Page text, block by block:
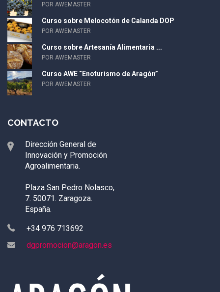
POR AWEMASTER
Curso sobre Melocotón de Calanda DOP
POR AWEMASTER
Curso sobre Artesanía Alimentaria ...
POR AWEMASTER
Curso AWE “Enoturismo de Aragón”
POR AWEMASTER
CONTACTO
Dirección General de
Innovación y Promoción
Agroalimentaria.
Plaza San Pedro Nolasco,
7. 50071. Zaragoza.
España.
+34 976 713692
dgpromocion@aragon.es